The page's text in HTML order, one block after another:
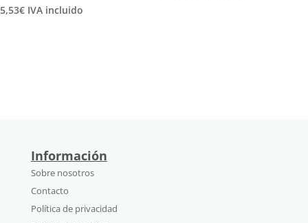
5,53€ IVA incluido
Información
Sobre nosotros
Contacto
Política de privacidad